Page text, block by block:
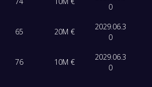
0
65 20M €
2029.06.3
0
76 10M €
2029.06.3
0